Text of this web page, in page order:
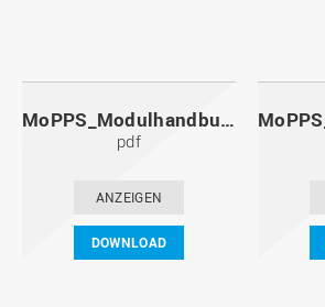
MoPPS_Modulhandbuch_20141201.pdf
pdf
ANZEIGEN
DOWNLOAD